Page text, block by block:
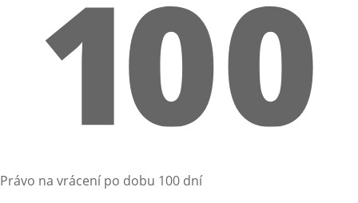
Právo na vrácení po dobu 100 dní